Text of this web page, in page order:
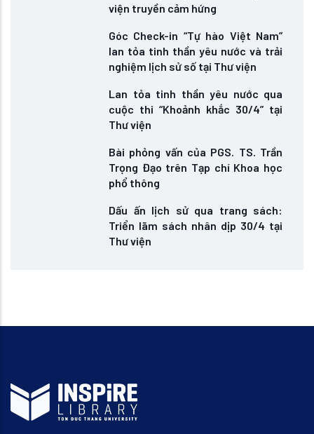
viện truyền cảm hứng
Góc Check-in “Tự hào Việt Nam”
lan tỏa tinh thần yêu nước và trải
nghiệm lịch sử số tại Thư viện
Lan tỏa tinh thần yêu nước qua
cuộc thi “Khoảnh khắc 30/4” tại
Thư viện
Bài phỏng vấn của PGS. TS. Trần
Trọng Đạo trên Tạp chí Khoa học
phổ thông
Dấu ấn lịch sử qua trang sách:
Triển lãm sách nhân dịp 30/4 tại
Thư viện